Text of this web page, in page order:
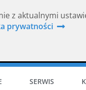
SERWIS
z aktualnymi
prywatności